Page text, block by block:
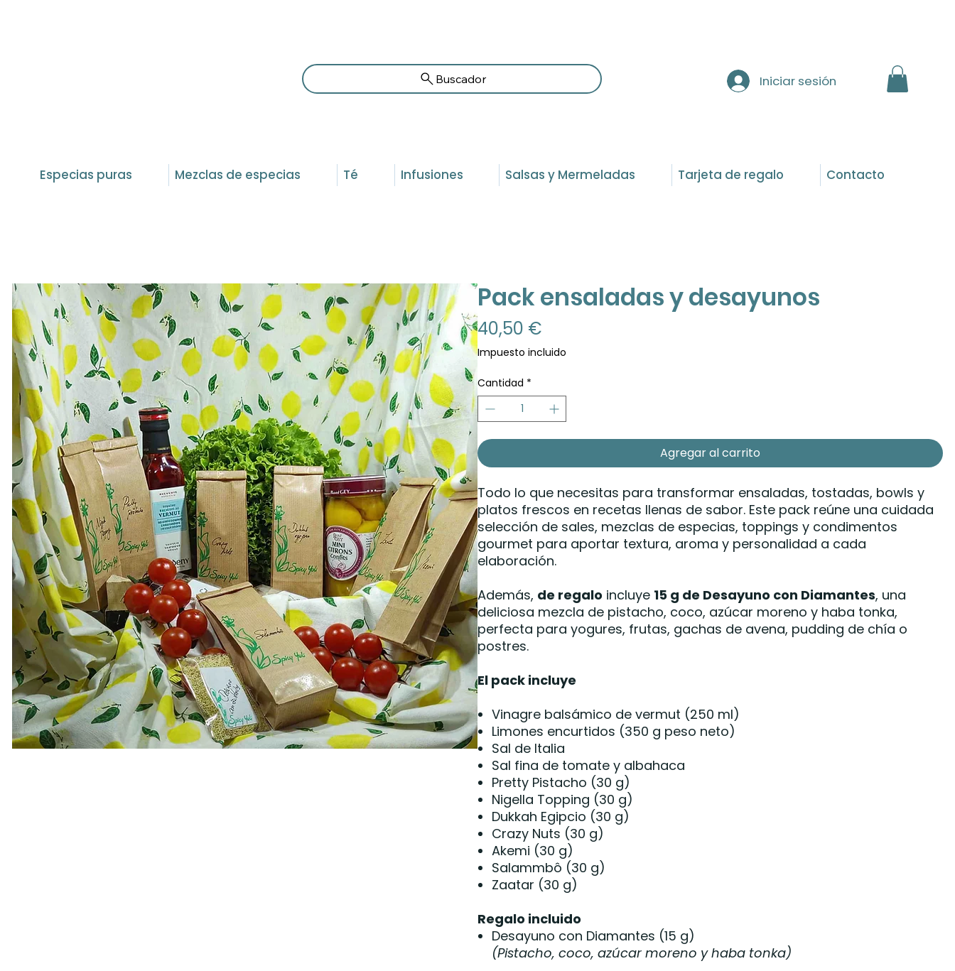
Especias puras Mezclas de especias Té Infusiones Salsas y Mermeladas Tarjeta de regalo Contacto
Buscador Iniciar sesión
Pack ensaladas y desayunos
40,50 €
Impuesto incluido
Cantidad *
Agregar al carrito
Todo lo que necesitas para transformar ensaladas, tostadas, bowls y
platos frescos en recetas llenas de sabor. Este pack reúne una cuidada
selección de sales, mezclas de especias, toppings y condimentos
gourmet para aportar textura, aroma y personalidad a cada
elaboración.
Además, de regalo incluye 15 g de Desayuno con Diamantes, una
deliciosa mezcla de pistacho, coco, azúcar moreno y haba tonka,
perfecta para yogures, frutas, gachas de avena, pudding de chía o
postres.
El pack incluye
Vinagre balsámico de vermut (250 ml)
Limones encurtidos (350 g peso neto)
Sal de Italia
Sal fina de tomate y albahaca
Pretty Pistacho (30 g)
Nigella Topping (30 g)
Dukkah Egipcio (30 g)
Crazy Nuts (30 g)
Akemi (30 g)
Salammbô (30 g)
Zaatar (30 g)
Regalo incluido
Desayuno con Diamantes (15 g)
(Pistacho, coco, azúcar moreno y haba tonka)